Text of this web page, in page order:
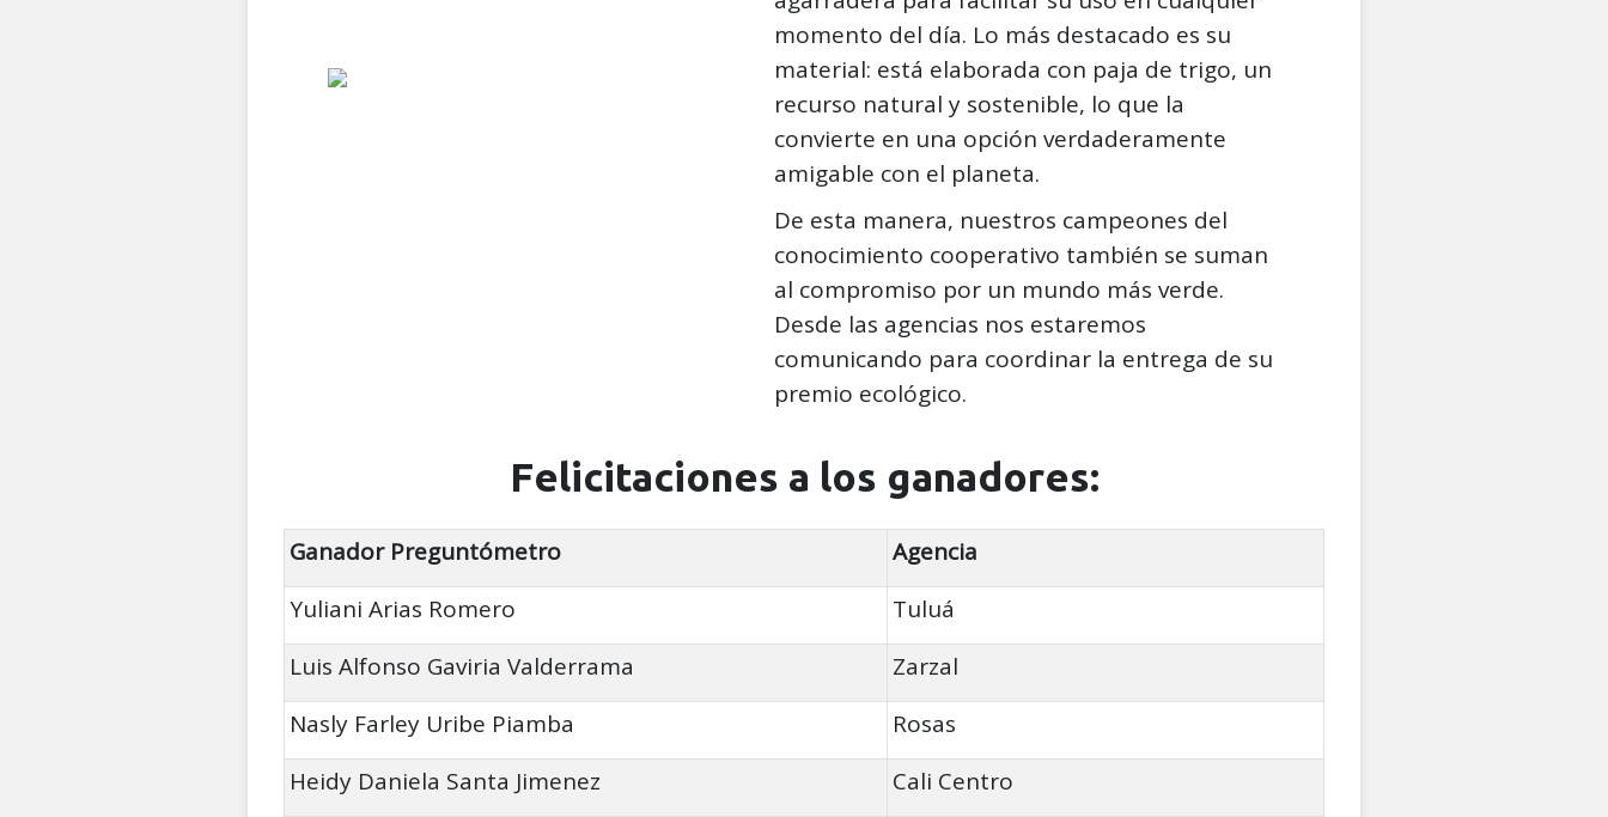
momento del día. Lo más destacado es su
material: está elaborada con paja de trigo, un
recurso natural y sostenible, lo que la
convierte en una opción verdaderamente
amigable con el planeta.
De esta manera, nuestros campeones del
conocimiento cooperativo también se suman
al compromiso por un mundo más verde.
Desde las agencias nos estaremos
comunicando para coordinar la entrega de su
premio ecológico.
Felicitaciones a los ganadores:
Ganador Preguntómetro
Agencia
Yuliani Arias Romero
Tuluá
Luis Alfonso Gaviria Valderrama
Zarzal
Nasly Farley Uribe Piamba
Rosas
Heidy Daniela Santa Jimenez
Cali Centro